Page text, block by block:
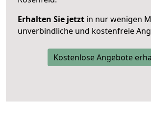
Erhalten Sie jetzt in nur wenigen
unverbindliche und kostenfreie
Kostenlose Angebote